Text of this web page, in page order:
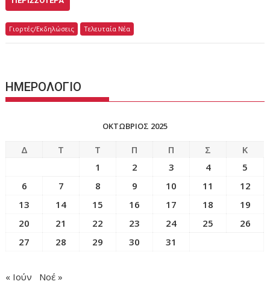
Γιορτές/Εκδηλώσεις Τελευταία Νέα
ΗΜΕΡΟΛΟΓΙΟ
ΟΚΤΏΒΡΙΟΣ 2025
Δ Τ Τ Π Π Σ
Κ
1
2 3 4
5
6
7 8 9 10 11
12
13
14 15 16 17 18
19
20
21 22 23 24 25
26
27
28 29 30 31
« Ιούν Νοέ »